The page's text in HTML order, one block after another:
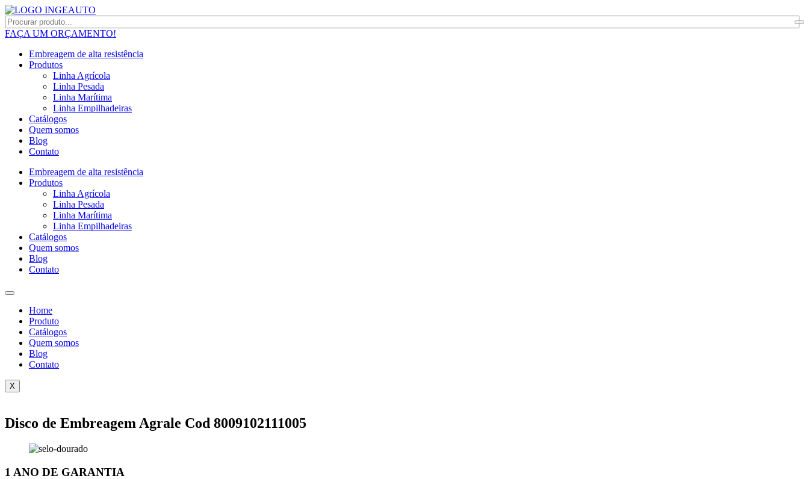
FAÇA UM ORÇAMENTO!
Embreagem de alta resistência
Produtos
Linha Agrícola
Linha Pesada
Linha Marítima
Linha Empilhadeiras
Catálogos
Quem somos
Blog
Contato
Embreagem de alta resistência
Produtos
Linha Agrícola
Linha Pesada
Linha Marítima
Linha Empilhadeiras
Catálogos
Quem somos
Blog
Contato
Home
Produto
Catálogos
Quem somos
Blog
Contato
X
Disco de Embreagem Agrale Cod 8009102111005
1 ANO DE GARANTIA